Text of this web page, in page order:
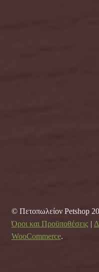
© Πετοπωλείον Petshop
Όροι και Προϋποθέσεις
WooCommerce.